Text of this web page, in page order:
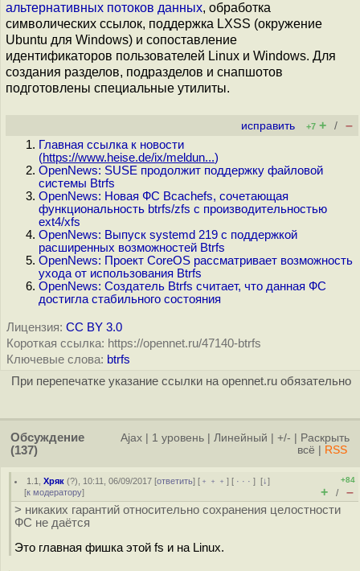
альтернативных потоков данных, обработка
символических ссылок, поддержка LXSS (окружение
Ubuntu для Windows) и сопоставление
идентификаторов пользователей Linux и Windows. Для
создания разделов, подразделов и снапшотов
подготовлены специальные утилиты.
исправить +7 + / –
Главная ссылка к новости
(https://www.heise.de/ix/meldun...)
OpenNews: SUSE продолжит поддержку файловой
системы Btrfs
OpenNews: Новая ФС Bcachefs, сочетающая
функциональность btrfs/zfs с производительностью
ext4/xfs
OpenNews: Выпуск systemd 219 с поддержкой
расширенных возможностей Btrfs
OpenNews: Проект CoreOS рассматривает возможность
ухода от использования Btrfs
OpenNews: Создатель Btrfs считает, что данная ФС
достигла стабильного состояния
Лицензия: CC BY 3.0
Короткая ссылка: https://opennet.ru/47140-btrfs
Ключевые слова: btrfs
При перепечатке указание ссылки на opennet.ru обязательно
Обсуждение
(137)
Ajax 1 уровень Линейный +/-
Раскрыть
всё
RSS
1.1 ,Хряк (?), 10:11, 06/09/2017 [ответить] [ ﹢﹢﹢] [ · · ·][↓]
[к модератору]
+84
+ / –
> никаких гарантий относительно сохранения целостности
ФС не даётся
Это главная фишка этой fs и на Linux.